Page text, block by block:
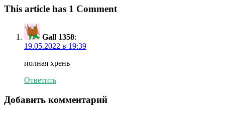
This article has 1 Comment
Gall 1358:
19.05.2022 в 19:39
полная хрень
Ответить
Добавить комментарий